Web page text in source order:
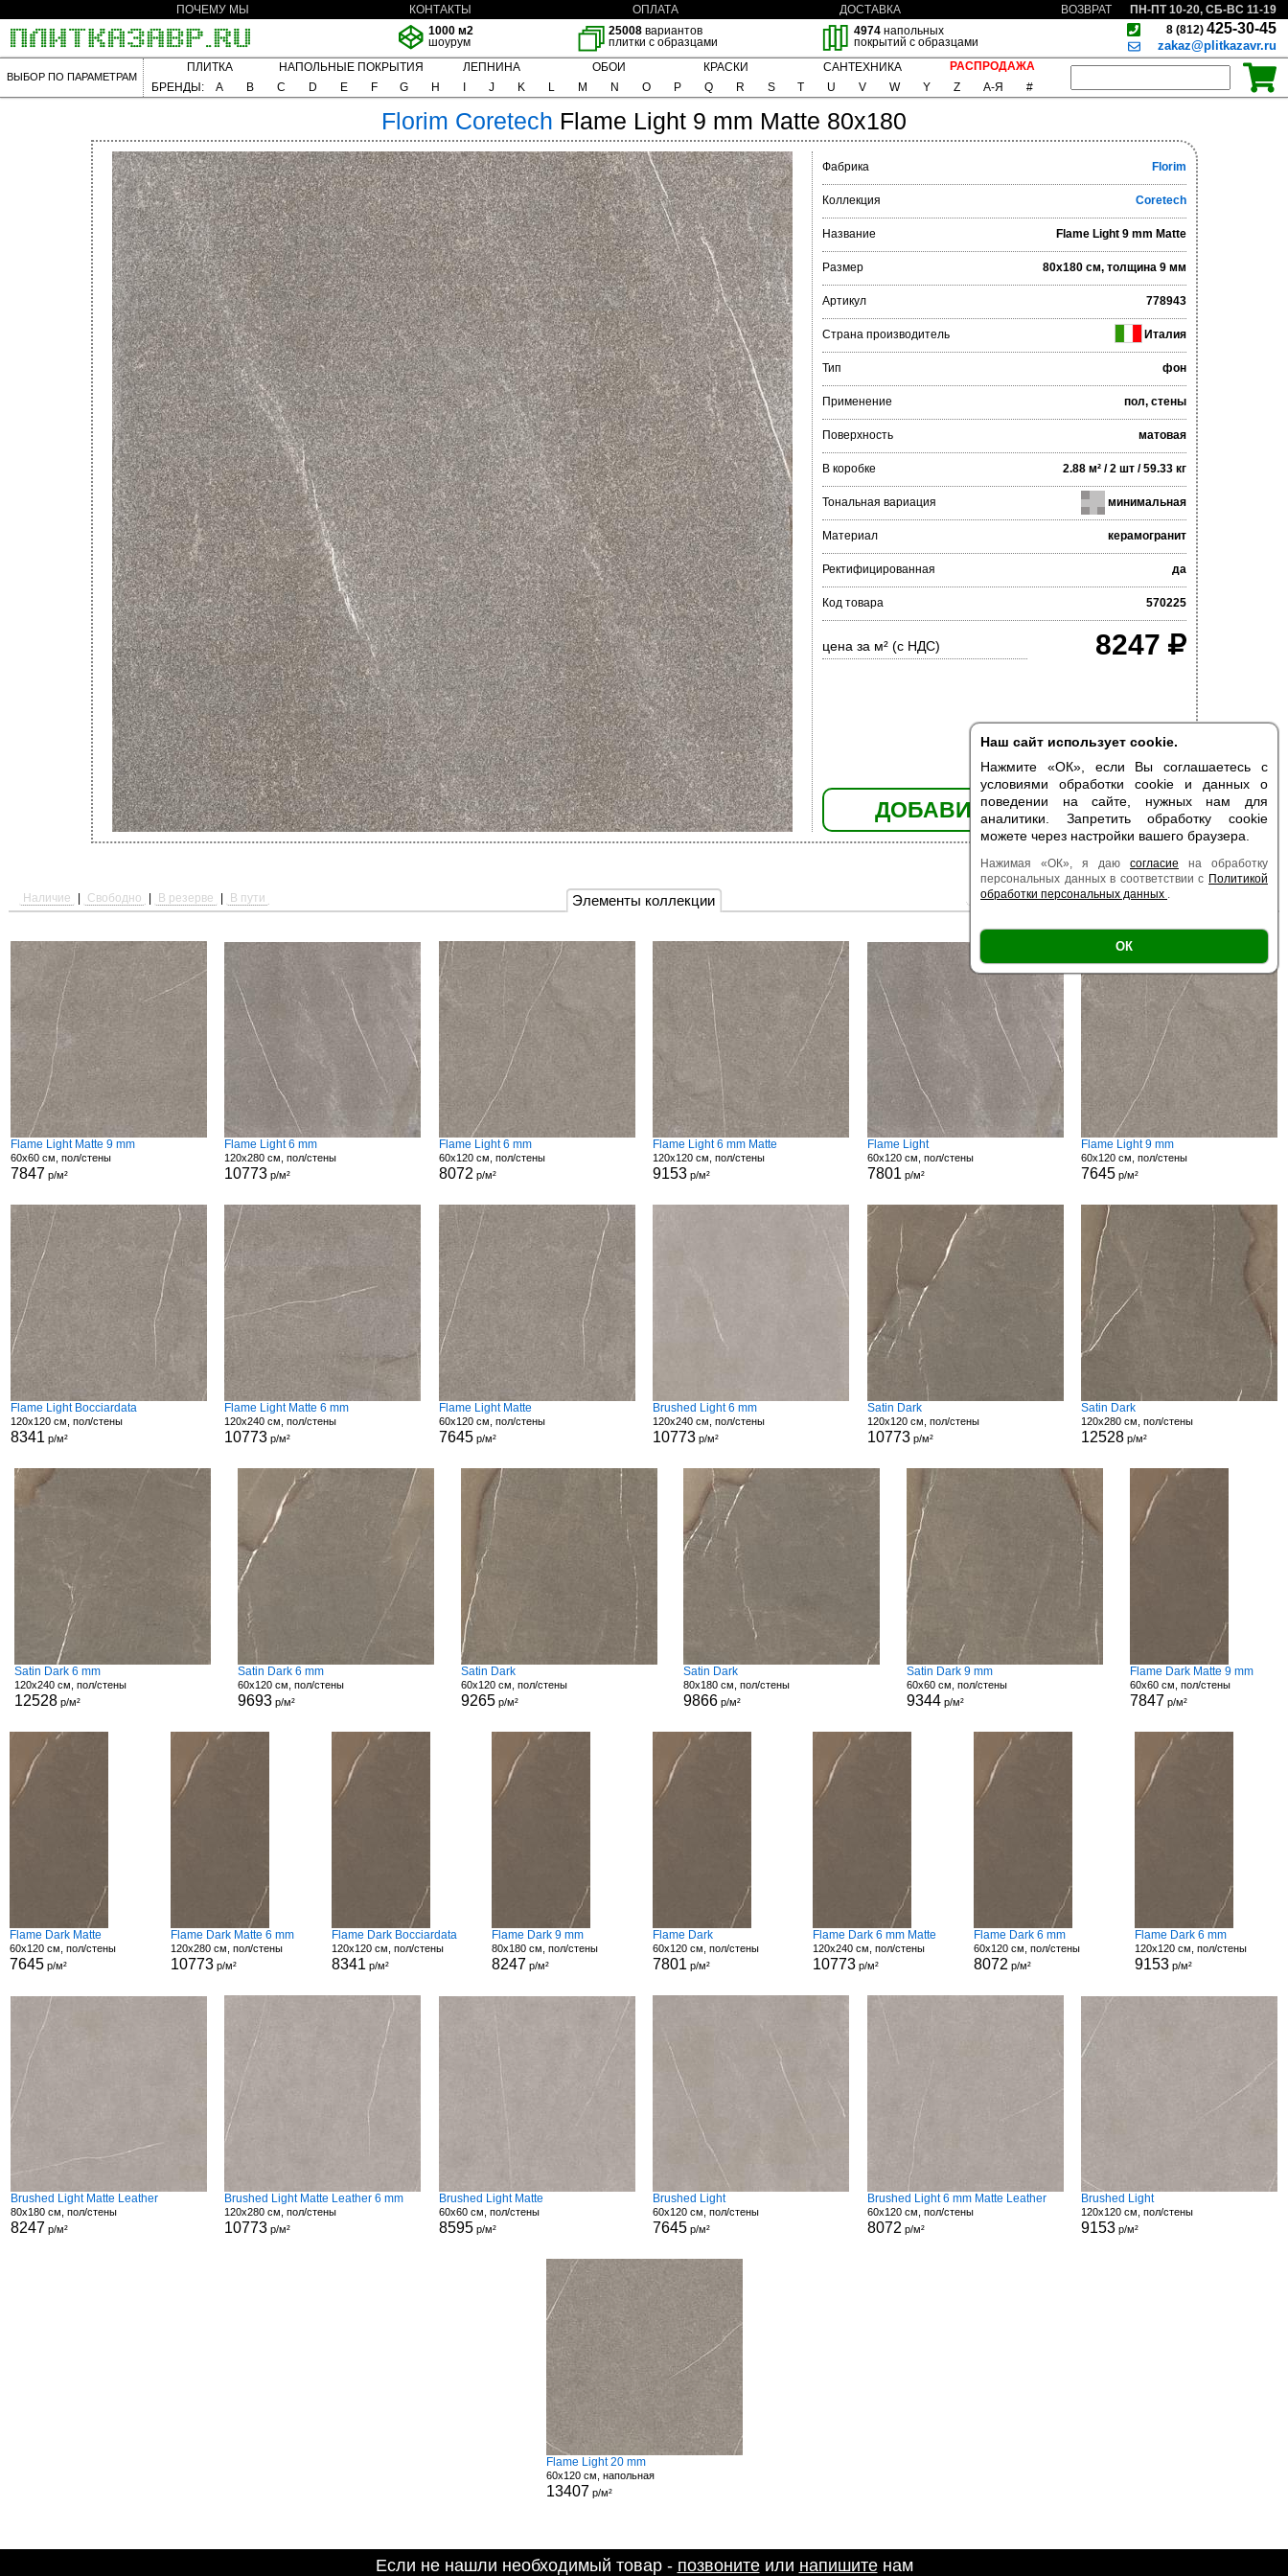
Наш сайт использует cookie.
Нажмите «ОК», если Вы соглашаетесь с
условиями обработки cookie и данных о
поведении на сайте, нужных нам для
аналитики. Запретить обработку cookie
можете через настройки вашего браузера.
Нажимая «ОК», я даю согласие на обработку
персональных данных в соответствии с Политикой
обработки персональных данных .
ОК
ПОЧЕМУ МЫ КОНТАКТЫ ОПЛАТА ДОСТАВКА ВОЗВРАТ
ПН-ПТ 10-20, СБ-ВС 11-19
1000 м2
шоурум
25008 вариантов
плитки с образцами
4974напольных
покрытий с образцами
8 (812) 425-30-45
zakaz@plitkazavr.ru
ВЫБОР ПО ПАРАМЕТРАМ
ПЛИТКА НАПОЛЬНЫЕ ПОКРЫТИЯ ЛЕПНИНА ОБОИ КРАСКИ САНТЕХНИКА
РАСПРОДАЖА
БРЕНДЫ:
A B C D E F G H J K L M N O P Q R S T U V W Y Z А-Я #
Florim Coretech Flame Light 9 mm Matte 80x180
Фабрика Florim
Коллекция Coretech
Название Flame Light 9 mm Matte
Размер 80x180 см, толщина 9 мм
Артикул 778943
Страна производитель Италия
Тип фон
Применение пол, стены
Поверхность матовая
В коробке 2.88 м² / 2 шт / 59.33 кг
Тональная вариация минимальная
Материал керамогранит
Ректифицированная да
Код товара 570225
цена за м² (с НДС) 8247
ДОБАВИТЬ В КОРЗИНУ
Элементы коллекции
Наличие Свободно В резерве В пути Есть образец | Поверхность |
Flame Light Matte 9 mm
60x60 см, пол/стены
7847 р/м²
Flame Light 6 mm
120x280 см, пол/стены
10773 р/м²
Flame Light 6 mm
60x120 см, пол/стены
8072 р/м²
Flame Light 6 mm Matte
120x120 см, пол/стены
9153 р/м²
Flame Light
60x120 см, пол/стены
7801 р/м²
Flame Light 9 mm
60x120 см, пол/стены
7645 р/м²
Flame Light Bocciardata
120x120 см, пол/стены
8341 р/м²
Flame Light Matte 6 mm
120x240 см, пол/стены
10773 р/м²
Flame Light Matte
60x120 см, пол/стены
7645р/м²
Brushed Light 6 mm
120x240 см, пол/стены
10773 р/м²
Satin Dark
120x120 см, пол/стены
10773р/м²
Satin Dark
120x280 см, пол/стены
12528 р/м²
Satin Dark 6 mm
120x240 см, пол/стены
12528 р/м²
Satin Dark 6 mm
60x120 см, пол/стены
9693р/м²
Satin Dark
60x120 см, пол/стены
9265р/м²
Satin Dark
80x180 см, пол/стены
9866 р/м²
Satin Dark 9 mm
60x60 см, пол/стены
9344р/м²
Flame Dark Matte 9 mm
60x60 см, пол/стены
7847 р/м²
Flame Dark Matte
60x120 см, пол/стены
7645 р/м²
Flame Dark Matte 6 mm
120x280 см, пол/стены
10773р/м²
Flame Dark Bocciardata
120x120 см, пол/стены
8341 р/м²
Flame Dark 9 mm
80x180 см, пол/стены
8247 р/м²
Flame Dark
60x120 см, пол/стены
7801 р/м²
Flame Dark 6 mm Matte
120x240 см, пол/стены
10773 р/м²
Flame Dark 6 mm
60x120 см, пол/стены
8072 р/м²
Flame Dark 6 mm
120x120 см, пол/стены
9153р/м²
Brushed Light Matte Leather
80x180 см, пол/стены
8247 р/м²
Brushed Light Matte Leather 6 mm
120x280 см, пол/стены
10773 р/м²
Brushed Light Matte
60x60 см, пол/стены
8595р/м²
Brushed Light
60x120 см, пол/стены
7645 р/м²
Brushed Light 6 mm Matte Leather
60x120 см, пол/стены
8072 р/м²
Brushed Light
120x120 см, пол/стены
9153 р/м²
Flame Light 20 mm
60x120 см, напольная
13407 р/м²
Если не нашли необходимый товар - позвонитеили напишитенам